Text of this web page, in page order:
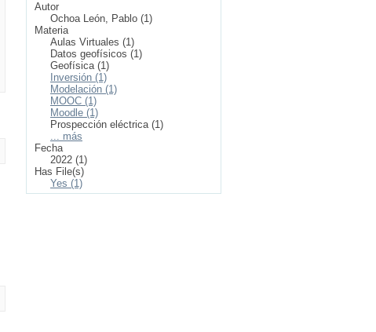
Autor
Ochoa León, Pablo (1)
Materia
Aulas Virtuales (1)
Datos geofísicos (1)
Geofísica (1)
Inversión (1)
Modelación (1)
MOOC (1)
Moodle (1)
Prospección eléctrica (1)
... más
Fecha
2022 (1)
Has File(s)
Yes (1)